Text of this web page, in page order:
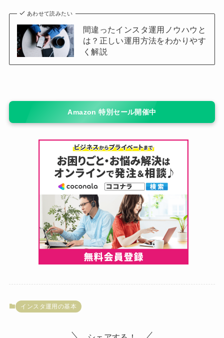
あわせて読みたい
間違ったインスタ運用ノウハウと
は？正しい運用方法をわかりやす
く解説
Amazon 特別セール開催中
インスタ運用の基本